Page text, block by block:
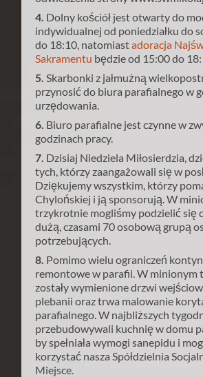
4. Dolny kościół jest otwarty do
indywidualnej od poniedziałku do
do 18:10, natomiastadoracja
Sakramentu będzie od 15:00 do
5.Skarbonki z jałmużną
przynosić do biura parafialnego w
urzędowania.
6. Biuro parafialne jest czynne w
godzinach pracy.
7. Dzisiaj Niedziela Miłosierdzia,
tych, którzy zaangażowali się w
Dziękujemy wszystkim, którzy
Chylońskiej i ją sponsorują. W
trzykrotnie mogliśmy podzielić się
dużą, czasami 70 osobową grupą
potrzebujących.
8. Pomimo wielu ograniczeń
remontowe w parafii. W minionym
zostały wymienione drzwi
plebanii oraz trwa malowanie
parafialnego. W najbliższych
przebudowywali kuchnię w domu
by spełniała wymogi sanepidu i
korzystać nasza Spółdzielnia
Miejsce.